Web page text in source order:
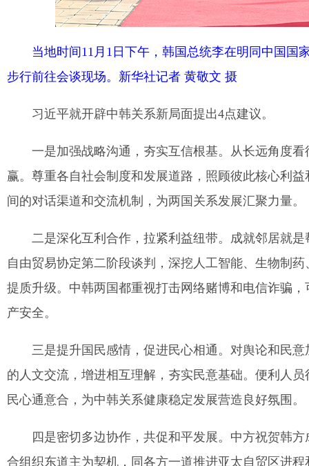
当地时间11月1日下午，韩国总统李在明同中国国
步行前往会谈现场。新华社记者 黄敬文 摄
习近平就开辟中韩关系新局面提出4点建议。
一是加强战略沟通，夯实互信根基。从长远角度
赢。尊重各自社会制度和发展道路，照顾彼此核心利
间的对话渠道和交流机制，为两国关系发展汇聚力量。
二是深化互利合作，拉紧利益纽带。成就邻居就
自由贸易协定第二阶段谈判，深挖人工智能、生物制
提质升级。中韩两国都重视打击网络赌博和电信诈骗
产安全。
三是提升国民感情，促进民心相通。对舆论和民
的人文交流，增进相互理解，夯实民意基础。便利人
民心通意合，为中韩关系健康稳定发展营造良好氛围。
四是密切多边协作，共促和平发展。中方祝贺韩
合组织东道主为契机，同各方一道推进亚太自贸区进